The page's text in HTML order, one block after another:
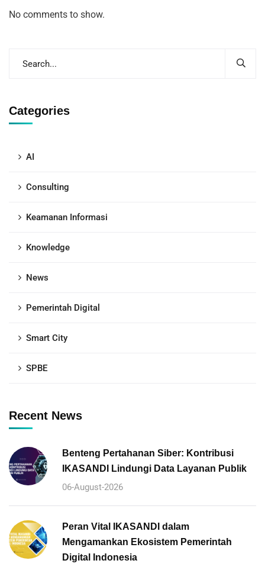
No comments to show.
Categories
AI
Consulting
Keamanan Informasi
Knowledge
News
Pemerintah Digital
Smart City
SPBE
Recent News
Benteng Pertahanan Siber: Kontribusi
IKASANDI Lindungi Data Layanan Publik
06-August-2026
Peran Vital IKASANDI dalam
Mengamankan Ekosistem Pemerintah
Digital Indonesia